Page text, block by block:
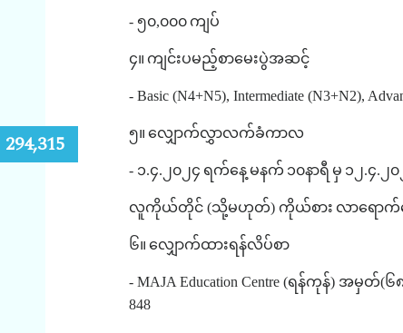
- ၅၀,၀၀၀ ကျပ်
၄။ ကျင်းပမည့်စာမေးပွဲအဆင့်
- Basic (N4+N5), Intermediate (N3+N2),
၅။ လျှောက်လွှာလက်ခံကာလ
- ၁.၄. ၂၀၂၄ ရက်နေ့ မနက် ၁၀နာရီ မှ ၁၂.၄. ၂
လူကိုယ်တိုင် (သို့မဟုတ်) ကိုယ်စား လာရောက်
၆။ လျှောက်ထားရန်လိပ်စာ
- MAJA Education Centre (ရန်ကုန်) အမှတ်(၆
848
294,315